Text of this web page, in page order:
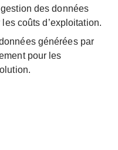
des données
coûts d’exploitation.
générées par
pour les